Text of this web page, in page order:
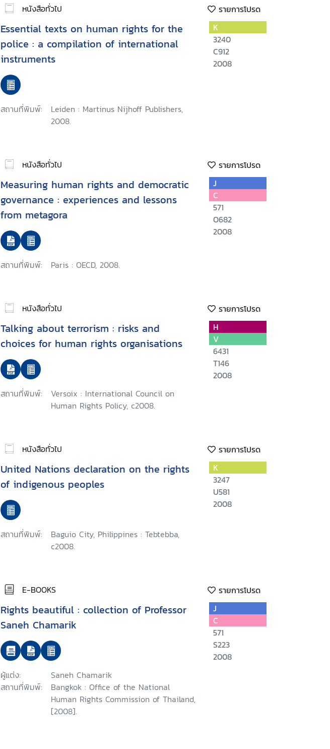
หนังสือทั่วไป รายการโปรด
Essential texts on human rights for the
police : a compilation of international
instruments
สถานที่พิมพ์:
Leiden : Martinus Nijhoff Publishers,
2008.
K
3240
C912
2008
หนังสือทั่วไป รายการโปรด
Measuring human rights and democratic
governance : experiences and lessons
from metagora
สถานที่พิมพ์: Paris : OECD, 2008.
J
C
571
O682
2008
หนังสือทั่วไป รายการโปรด
Talking about terrorism : risks and
choices for human rights organisations
สถานที่พิมพ์:
Versoix : International Council on
Human Rights Policy, c2008.
H
V
6431
T146
2008
หนังสือทั่วไป รายการโปรด
United Nations declaration on the rights
of indigenous peoples
สถานที่พิมพ์:
Baguio City, Philippines : Tebtebba,
c2008.
K
3247
U581
2008
E-BOOKS รายการโปรด
Rights beautiful : collection of Professor
Saneh Chamarik
ผู้แต่ง:
Saneh Chamarik
สถานที่พิมพ์:
Bangkok : Office of the National
Human Rights Commission of Thailand,
[2008].
J
C
571
S223
2008